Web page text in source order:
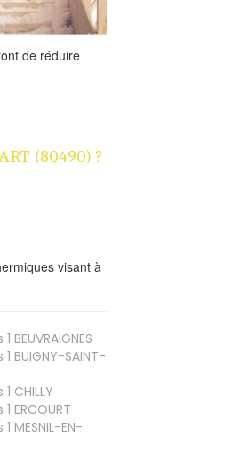
de réduire
(80490) ?
visant à
BEUVRAIGNES
BUIGNY-SAINT-
CHILLY
ERCOURT
MESNIL-EN-